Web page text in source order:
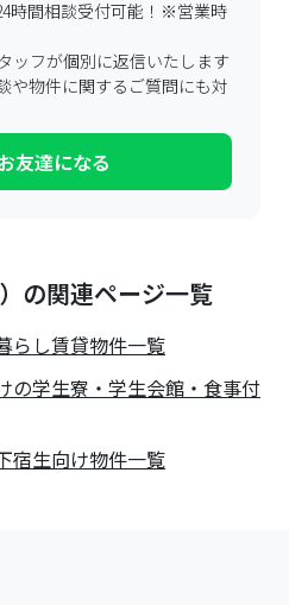
時間相談受付可能！ ※営業時
ッフが個別に返信いたします
や物件に関するご質問にも対
友達になる
の関連ページ一覧
らし賃貸物件一覧
の学生寮・学生会館・食事付
宿生向け物件一覧